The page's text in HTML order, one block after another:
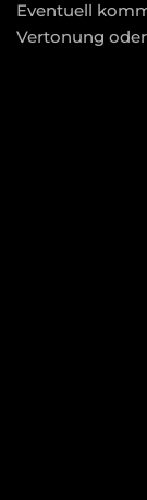
Eventuell
Vertonung